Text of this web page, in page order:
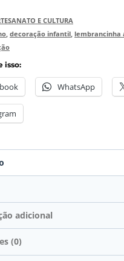
E CULTURA
, decoração infantil, lembrancinha
isso:
WhatsApp
adicional
(0)